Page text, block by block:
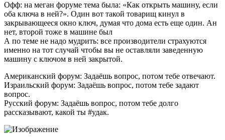
Офф: на меган форуме тема была: «Как открыть машину, если
оба ключа в ней?». Один вот такой товарищ кинул в
закрывающееся окно ключ, думая что дома есть еще один. Ан
нет, второй тоже в машине был
А по теме не надо мудрить: все производители страхуются
именно на тот случай чтобы вы не оставляли заведенную
машину с ключом в ней закрытой.
Американский форум: Задаёшь вопрос, потом тебе отвечают.
Израильский форум: Задаёшь вопрос, потом тебе задают
вопрос.
Русский форум: Задаёшь вопрос, потом тебе долго
рассказывают, какой ты #удак.